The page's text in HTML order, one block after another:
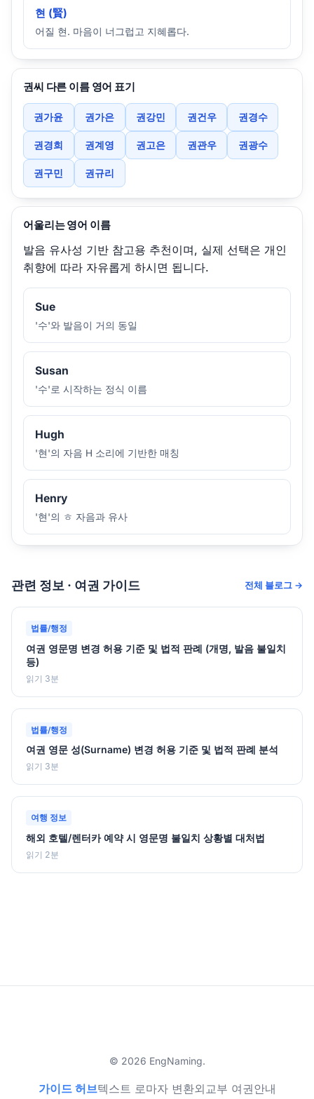
현 (賢)
어질 현. 마음이 너그럽고 지혜롭다.
권씨 다른 이름 영어 표기
권가윤 권가은 권강민 권건우 권경수
권경희 권계영 권고은 권관우 권광수
권구민 권규리
어울리는 영어 이름
발음 유사성 기반 참고용 추천이며, 실제 선택은 개인
취향에 따라 자유롭게 하시면 됩니다.
Sue
'수'와 발음이 거의 동일
Susan
'수'로 시작하는 정식 이름
Hugh
'현'의 자음 H 소리에 기반한 매칭
Henry
'현'의 ㅎ 자음과 유사
관련 정보 · 여권 가이드 전체 블로그 →
법률/행정
여권 영문명 변경 허용 기준 및 법적 판례 (개명, 발음 불일치
등)
읽기 3분
법률/행정
여권 영문 성(Surname) 변경 허용 기준 및 법적 판례 분석
읽기 3분
여행 정보
해외 호텔/렌터카 예약 시 영문명 불일치 상황별 대처법
읽기 2분
© 2026 EngNaming.
가이드 허브텍스트 로마자 변환외교부 여권안내